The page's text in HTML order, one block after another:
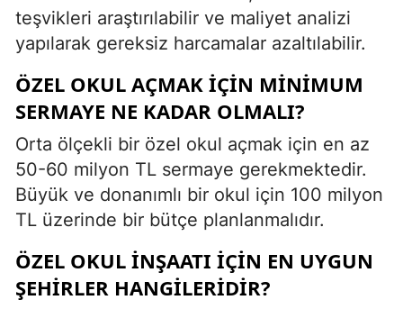
teşvikleri araştırılabilir ve maliyet analizi
yapılarak gereksiz harcamalar azaltılabilir.
ÖZEL OKUL AÇMAK IÇIN MINIMUM
SERMAYE NE KADAR OLMALI?
Orta ölçekli bir özel okul açmak için en az
50-60 milyon TL sermaye gerekmektedir.
Büyük ve donanımlı bir okul için 100 milyon
TL üzerinde bir bütçe planlanmalıdır.
ÖZEL OKUL INŞAATI IÇIN EN UYGUN
ŞEHIRLER HANGILERIDIR?